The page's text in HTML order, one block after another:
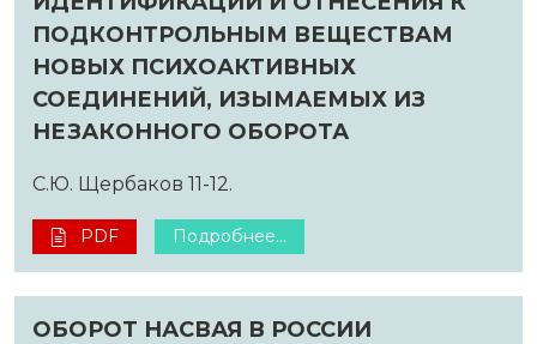
ПОДКОНТРОЛЬНЫМ ВЕЩЕСТВАМ
НОВЫХ ПСИХОАКТИВНЫХ
СОЕДИНЕНИЙ, ИЗЫМАЕМЫХ ИЗ
НЕЗАКОННОГО ОБОРОТА
С.Ю. Щербаков 11-12.
PDF Подробнее...
ОБОРОТ НАСВАЯ В РОССИИ